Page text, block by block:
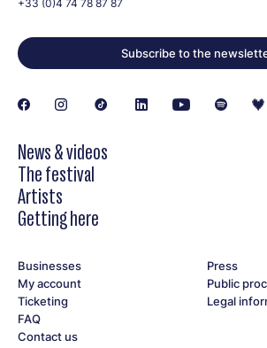
+33 (0)4 74 78 87 87
Subscribe to the
News & videos
The festival
Artists
Getting here
Businesses
My account
Ticketing
FAQ
Contact us
Press
Public
Legal